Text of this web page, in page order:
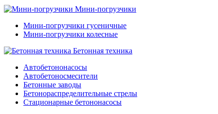
Мини-погрузчики
Мини-погрузчики гусеничные
Мини-погрузчики колесные
Бетонная техника
Автобетононасосы
Автобетоносмесители
Бетонные заводы
Бетонораспределительные стрелы
Стационарные бетононасосы